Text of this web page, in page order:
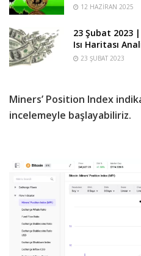
12 HAZIRAN 2025
23 Şubat 2023
Isı Haritası
23 ŞUBAT 2023
Miners’ Position Index
incelemeyle başlayabiliriz.